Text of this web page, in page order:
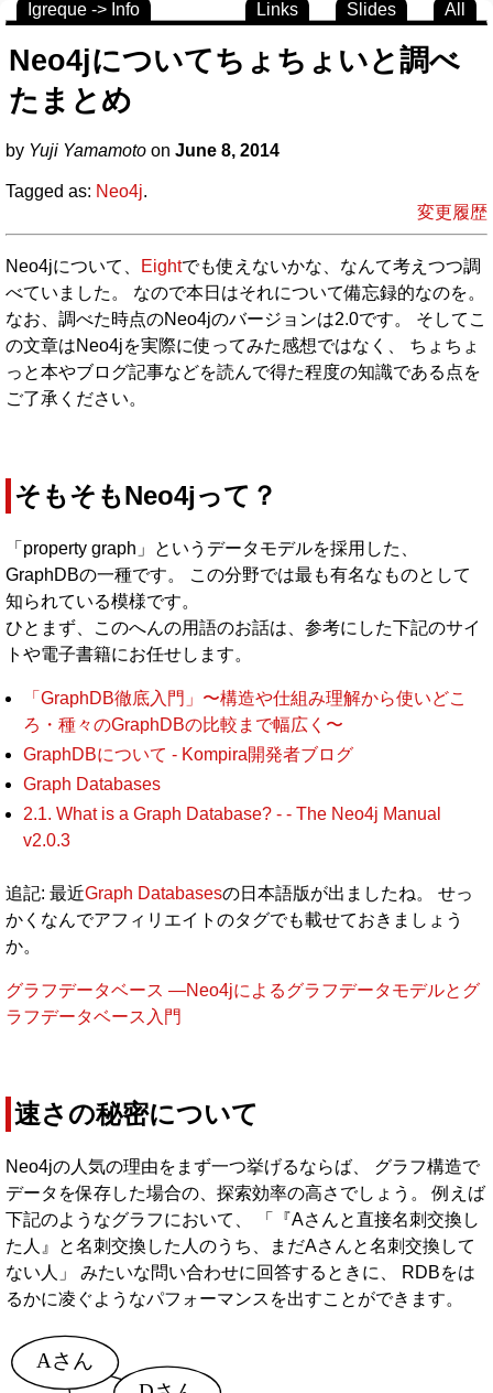
Igreque -> Info Links Slides All
Neo4jについてちょちょいと調べ
たまとめ
by Yuji Yamamoto on June 8, 2014
Tagged as: Neo4j.
変更履歴
Neo4jについて、 Eightでも使えないかな、なんて考えつつ調
べていました。 なので本日はそれについて備忘録的なのを。
なお、調べた時点のNeo4jのバージョンは2.0です。 そしてこ
の文章はNeo4jを実際に使ってみた感想ではなく、 ちょちょ
っと本やブログ記事などを読んで得た程度の知識である点を
ご了承ください。
そもそもNeo4jって？
「property graph」というデータモデルを採用した、
GraphDBの一種です。 この分野では最も有名なものとして
知られている模様です。
ひとまず、このへんの用語のお話は、参考にした下記のサイ
トや電子書籍にお任せします。
「GraphDB徹底入門」〜構造や仕組み理解から使いどこ
ろ・種々のGraphDBの比較まで幅広く〜
GraphDBについて - Kompira開発者ブログ
Graph Databases
2.1. What is a Graph Database? - - The Neo4j Manual
v2.0.3
追記: 最近Graph Databasesの日本語版が出ましたね。 せっ
かくなんでアフィリエイトのタグでも載せておきましょう
か。
グラフデータベース ―Neo4jによるグラフデータモデルとグ
ラフデータベース入門
速さの秘密について
Neo4jの人気の理由をまず一つ挙げるならば、 グラフ構造で
データを保存した場合の、探索効率の高さでしょう。 例えば
下記のようなグラフにおいて、 「『Aさんと直接名刺交換し
た人』と名刺交換した人のうち、まだAさんと名刺交換して
ない人」 みたいな問い合わせに回答するときに、 RDBをは
るかに凌ぐようなパフォーマンスを出すことができます。